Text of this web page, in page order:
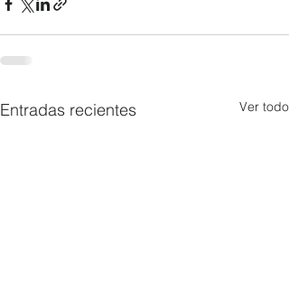
Entradas recientes Ver todo